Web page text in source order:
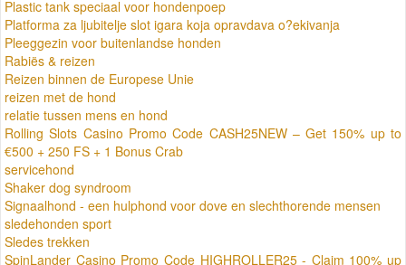
Plastic tank speciaal voor hondenpoep
Platforma za ljubitelje slot igara koja opravdava o?ekivanja
Pleeggezin voor buitenlandse honden
Rabiës & reizen
Reizen binnen de Europese Unie
reizen met de hond
relatie tussen mens en hond
Rolling Slots Casino Promo Code CASH25NEW – Get 150% up to
€500 + 250 FS + 1 Bonus Crab
servicehond
Shaker dog syndroom
Signaalhond - een hulphond voor dove en slechthorende mensen
sledehonden sport
Sledes trekken
SpinLander Casino Promo Code HIGHROLLER25 - Claim 100% up